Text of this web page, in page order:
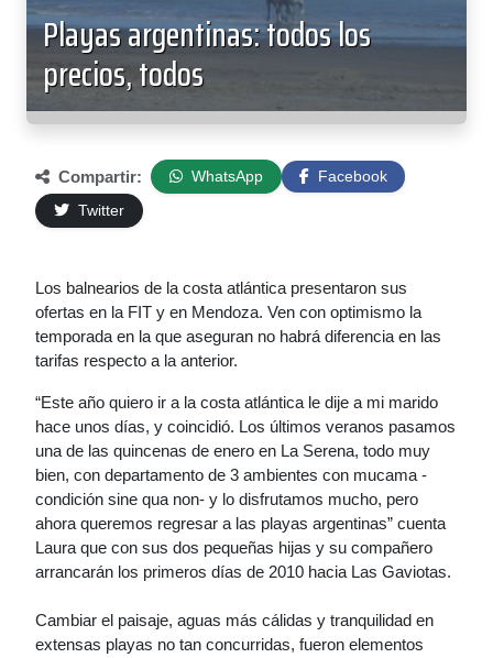
Playas argentinas: todos los
precios, todos
Compartir: WhatsApp
Facebook
Twitter
Los balnearios de la costa atlántica presentaron sus
ofertas en la FIT y en Mendoza. Ven con optimismo la
temporada en la que aseguran no habrá diferencia en las
tarifas respecto a la anterior.
“Este año quiero ir a la costa atlántica le dije a mi marido
hace unos días, y coincidió. Los últimos veranos pasamos
una de las quincenas de enero en La Serena, todo muy
bien, con departamento de 3 ambientes con mucama -
condición sine qua non- y lo disfrutamos mucho, pero
ahora queremos regresar a las playas argentinas” cuenta
Laura que con sus dos pequeñas hijas y su compañero
arrancarán los primeros días de 2010 hacia Las Gaviotas.
Cambiar el paisaje, aguas más cálidas y tranquilidad en
extensas playas no tan concurridas, fueron elementos